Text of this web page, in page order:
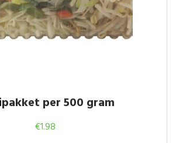
per 500 gram
€1.98